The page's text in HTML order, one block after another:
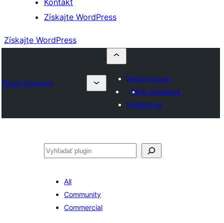
Kontakt
Získajte WordPress
Získajte WordPress
Plugin Directory
Nahrať plugin
Moje obľúbené
Prihlásiť sa
Hľadať
All
Community
Commercial